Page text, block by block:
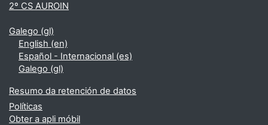
2º CS AUROIN
Galego ‎(gl)‎
English ‎(en)‎
Español - Internacional ‎(es)‎
Galego ‎(gl)‎
Resumo da retención de datos
Políticas
Obter a apli móbil